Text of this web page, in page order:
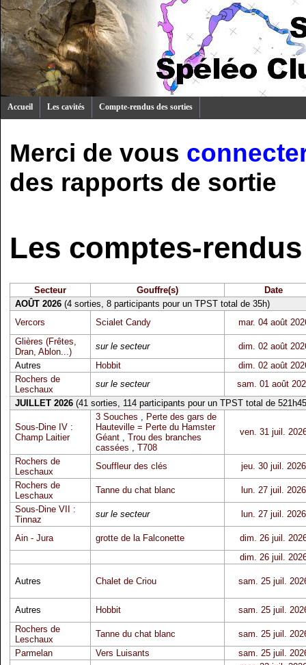
Accueil Les cavités Compte-rendus des sorties
Merci de vous
des rapports de sortie
Les comptes-
Secteur Gouffre(s)
Date
AOÛT 2026(4 sorties, 8 participants pour un TPST total de 35h)
Vercors
Scialet Candy
mar. 04 août
Glières (Frêtes,
Dran, Ablon...)
sur le secteur
dim. 02 août
Autres
Hobbit
dim. 02 août
Rochers de
Leschaux
sur le secteur
sam. 01 août
JUILLET 2026(41 sorties, 114 participants pour un TPST total de
Sous-Dine IV :
Champ Laitier
3 Souches , Perte des gars de
Hauteville = Perte du Hamster
Géant, Trou des branches
cassées , T708
ven. 31 juil.
Rochers de
Leschaux
Souffleur des clés
jeu. 30 juil. 2026
Rochers de
Leschaux
Tanne du chat blanc
lun. 27 juil. 2026
Sous-Dine VII :
Tinnaz
sur le secteur lun. 27 juil. 2026
Ain - Jura grotte de la Falconette
dim. 26 juil.
dim. 26 juil.
Autres Chalet de Criou sam. 25 juil.
Autres Hobbit
sam. 25 juil.
Rochers de
Leschaux
Tanne du chat blanc
sam. 25 juil.
Parmelan
Vers Luisants
sam. 25 juil.